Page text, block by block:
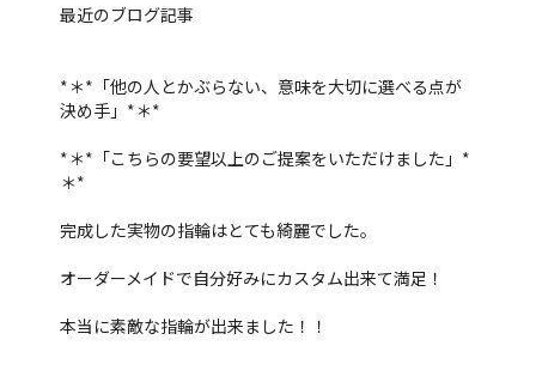
最近のブログ記事
*＊*「他の人とかぶらない、意味を大切に選べる点が
決め手」*＊*
*＊*「こちらの要望以上のご提案をいただけました」*
＊*
完成した実物の指輪はとても綺麗でした。
オーダーメイドで自分好みにカスタム出来て満足！
本当に素敵な指輪が出来ました！！